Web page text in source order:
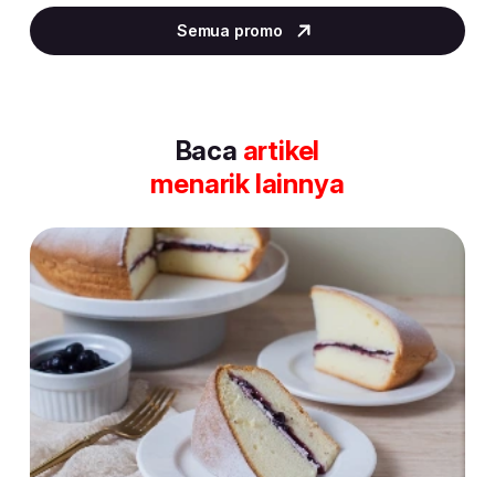
2
of
Semua promo
Baca artikel
menarik lainnya